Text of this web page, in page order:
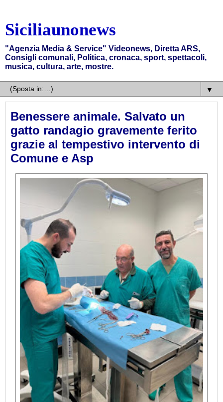
Siciliaunonews
"Agenzia Media & Service" Videonews, Diretta ARS,
Consigli comunali, Politica, cronaca, sport, spettacoli,
musica, cultura, arte, mostre.
▼
Benessere animale. Salvato un
gatto randagio gravemente ferito
grazie al tempestivo intervento di
Comune e Asp